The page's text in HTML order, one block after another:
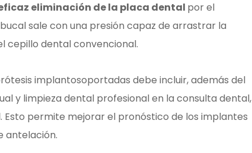
eliminación de la placa dental por el
sale con una presión capaz de arrastrar la
cepillo dental convencional.
implantosoportadas debe incluir, además del
y limpieza dental profesional en la consulta dental,
permite mejorar el pronóstico de los implantes
antelación.